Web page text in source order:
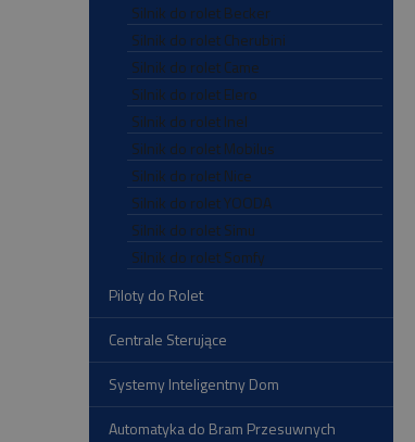
Silnik do rolet Becker
Silnik do rolet Cherubini
Silnik do rolet Came
Silnik do rolet Elero
Silnik do rolet Inel
Silnik do rolet Mobilus
Silnik do rolet Nice
Silnik do rolet YOODA
Silnik do rolet Simu
Silnik do rolet Somfy
Piloty do Rolet
Centrale Sterujące
Systemy Inteligentny Dom
Automatyka do Bram Przesuwnych